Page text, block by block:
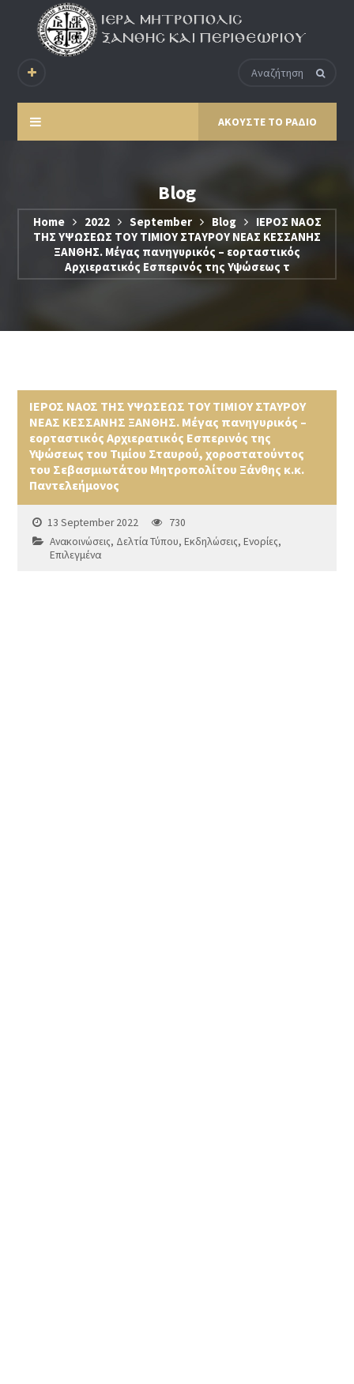
ΑΚΟΥΣΤΕ ΤΟ ΡΑΔΙΟ
Blog
Home 2022 September Blog
ΙΕΡΟΣ ΝΑΟΣ
ΤΗΣ ΥΨΩΣΕΩΣ ΤΟΥ ΤΙΜΙΟΥ ΣΤΑΥΡΟΥ ΝΕΑΣ ΚΕΣΣΑΝΗΣ
ΞΑΝΘΗΣ. Μέγας πανηγυρικός – εορταστικός
Αρχιερατικός Εσπερινός της Υψώσεως τ
ΙΕΡΟΣ ΝΑΟΣ ΤΗΣ ΥΨΩΣΕΩΣ ΤΟΥ ΤΙΜΙΟΥ ΣΤΑΥΡΟΥ
ΝΕΑΣ ΚΕΣΣΑΝΗΣ ΞΑΝΘΗΣ. Μέγας πανηγυρικός –
εορταστικός Αρχιερατικός Εσπερινός της
Υψώσεως του Τιμίου Σταυρού, χοροστατούντος
του Σεβασμιωτάτου Μητροπολίτου Ξάνθης κ.κ.
Παντελεήμονος
13 September 2022
730
Ανακοινώσεις, Δελτία Τύπου,Εκδηλώσεις,Ενορίες,
Επιλεγμένα